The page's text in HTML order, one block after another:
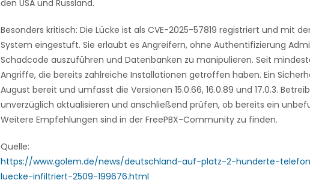
den USA und Russland.
Besonders kritisch: Die Lücke ist als CVE-2025-57819 registriert und mit
System eingestuft. Sie erlaubt es Angreifern, ohne Authentifizierung
Schadcode auszuführen und Datenbanken zu manipulieren. Seit
Angriffe, die bereits zahlreiche Installationen getroffen haben. Ein
August bereit und umfasst die Versionen 15.0.66, 16.0.89 und 17.0.3.
unverzüglich aktualisieren und anschließend prüfen, ob bereits ein
Weitere Empfehlungen sind in der FreePBX-Community zu finden.
Quelle:
https://www.golem.de/news/deutschland-auf-platz-2-hunderte-
luecke-infiltriert-2509-199676.html